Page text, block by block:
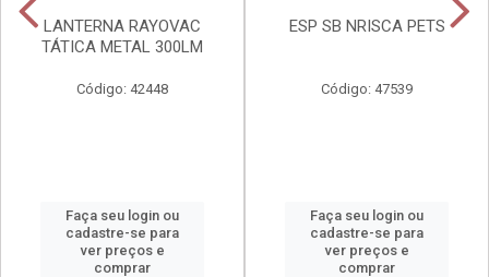
LANTERNA RAYOVAC
TÁTICA METAL 300LM
Código: 42448
Faça seu login ou
cadastre-se para
ver preços e
comprar
ESP SB NRISCA PETS
Código: 47539
Faça seu login ou
cadastre-se para
ver preços e
comprar